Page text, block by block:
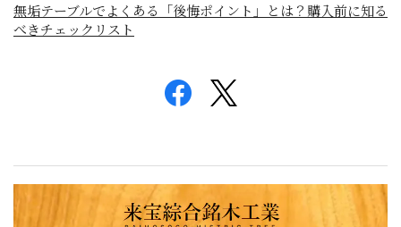
無垢テーブルでよくある「後悔ポイント」とは？購入前に知る
べきチェックリスト